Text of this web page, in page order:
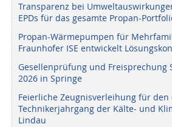
Transparenz bei
EPDs für das gesamte Propan-
Propan-Wärmepumpen für
Fraunhofer ISE entwickelt
Gesellenprüfung und Freisprechung
2026 in Springe
Feierliche Zeugnisverleihung für den
Technikerjahrgang der Kälte- und
Lindau